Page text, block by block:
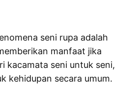
seni rupa adalah
manfaat jika
kacamata seni untuk seni,
kehidupan secara umum.